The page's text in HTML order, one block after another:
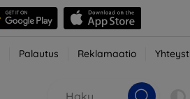
Palautus Reklamaatio